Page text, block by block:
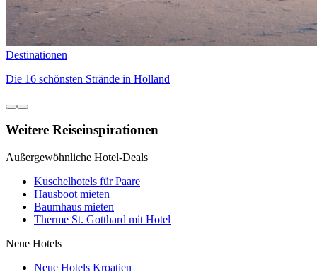
Destinationen
Die 16 schönsten Strände in Holland
Weitere Reiseinspirationen
Außergewöhnliche Hotel-Deals
Kuschelhotels für Paare
Hausboot mieten
Baumhaus mieten
Therme St. Gotthard mit Hotel
Neue Hotels
Neue Hotels Kroatien